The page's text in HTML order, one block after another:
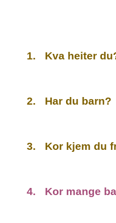
1. Kva heiter
2. Har du barn?
3. Kor kjem du
4. Kor mange